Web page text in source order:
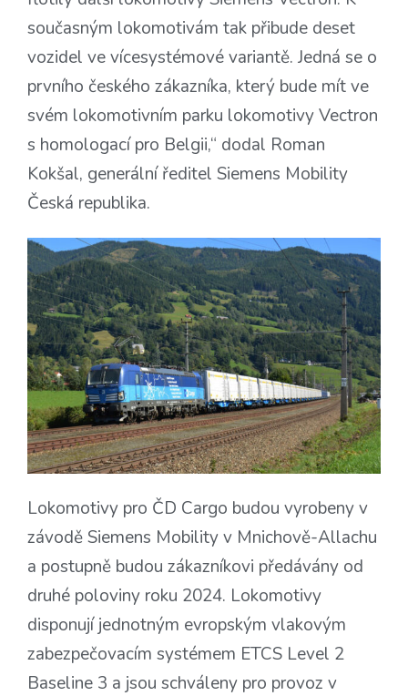
současným lokomotivám tak přibude deset
vozidel ve vícesystémové variantě. Jedná se o
prvního českého zákazníka, který bude mít ve
svém lokomotivním parku lokomotivy Vectron
s homologací pro Belgii,“ dodal Roman
Kokšal, generální ředitel Siemens Mobility
Česká republika.
Lokomotivy pro ČD Cargo budou vyrobeny v
závodě Siemens Mobility v Mnichově-Allachu
a postupně budou zákazníkovi předávány od
druhé poloviny roku 2024. Lokomotivy
disponují jednotným evropským vlakovým
zabezpečovacím systémem ETCS Level 2
Baseline 3 a jsou schváleny pro provoz v